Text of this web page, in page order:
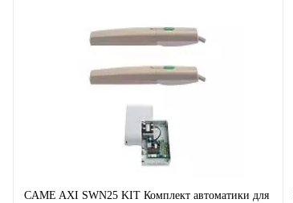
Купить в 1 клик Сравнение
CAME AXI SWN25 KIT Комплект автоматики для